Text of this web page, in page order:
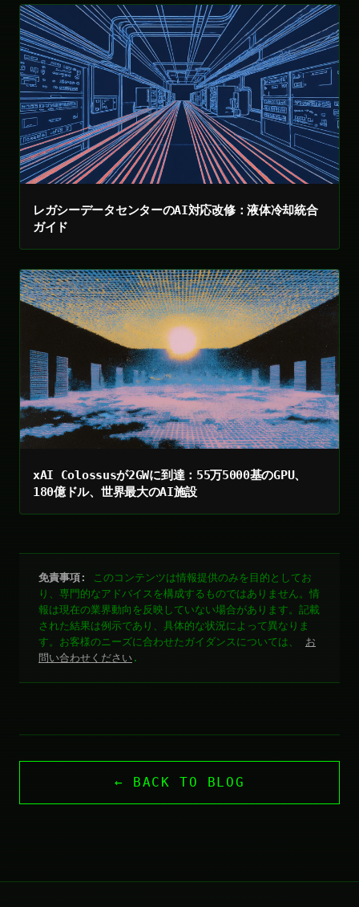
レガシーデータセンターのAI対応改修：液体冷却統合
ガイド
xAI Colossusが2GWに到達：55万5000基のGPU、
180億ドル、世界最大のAI施設
免責事項:
このコンテンツは情報提供のみを目的としてお
り、専門的なアドバイスを構成するものではありません。情
報は現在の業界動向を反映していない場合があります。記載
された結果は例示であり、具体的な状況によって異なりま
す。お客様のニーズに合わせたガイダンスについては、 お
問い合わせください .
← BACK TO BLOG